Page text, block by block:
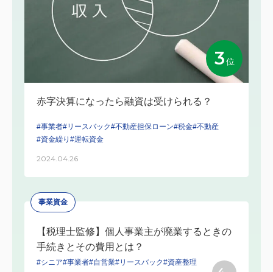
3位
赤字決算になったら融資は受けられる？
#事業者#リースバック#不動産担保ローン#税金#不動産
#資金繰り #運転資金
2024.04.26
事業資金
【税理士監修】個人事業主が廃業するときの
手続きとその費用とは？
#シニア#事業者#自営業#リースバック#資産整理